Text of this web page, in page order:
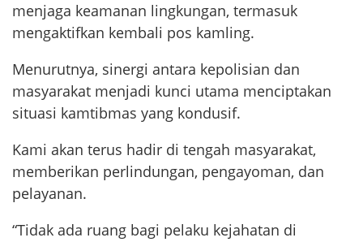
menjaga keamanan lingkungan, termasuk
mengaktifkan kembali pos kamling.
Menurutnya, sinergi antara kepolisian dan
masyarakat menjadi kunci utama menciptakan
situasi kamtibmas yang kondusif.
Kami akan terus hadir di tengah masyarakat,
memberikan perlindungan, pengayoman, dan
pelayanan.
“Tidak ada ruang bagi pelaku kejahatan di